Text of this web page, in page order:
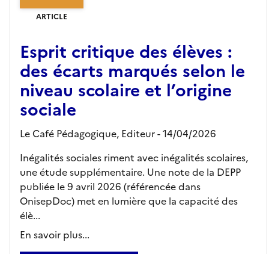
ARTICLE
Esprit critique des élèves :
des écarts marqués selon le
niveau scolaire et l’origine
sociale
Le Café Pédagogique, Editeur- 14/04/2026
Inégalités sociales riment avec inégalités scolaires,
une étude supplémentaire. Une note de la DEPP
publiée le 9 avril 2026 (référencée dans
OnisepDoc) met en lumière que la capacité des
élè...
En savoir plus...